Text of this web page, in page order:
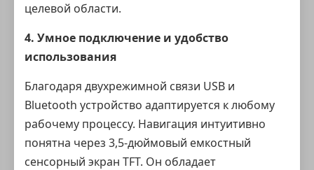
целевой области.
4. Умное подключение и удобство
использования
Благодаря двухрежимной связи USB и
Bluetooth устройство адаптируется к любому
рабочему процессу. Навигация интуитивно
понятна через 3,5-дюймовый емкостный
сенсорный экран TFT. Он обладает